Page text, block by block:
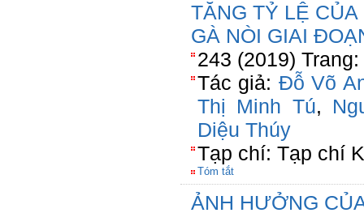
TĂNG TỶ LỆ
GÀ NÒI GIAI
243 (2019)
Tác giả: Đỗ Võ
Thị Minh Tú,
Diệu Thúy
Tạp chí: Tạp chí
Tóm tắt
ẢNH HƯỞNG